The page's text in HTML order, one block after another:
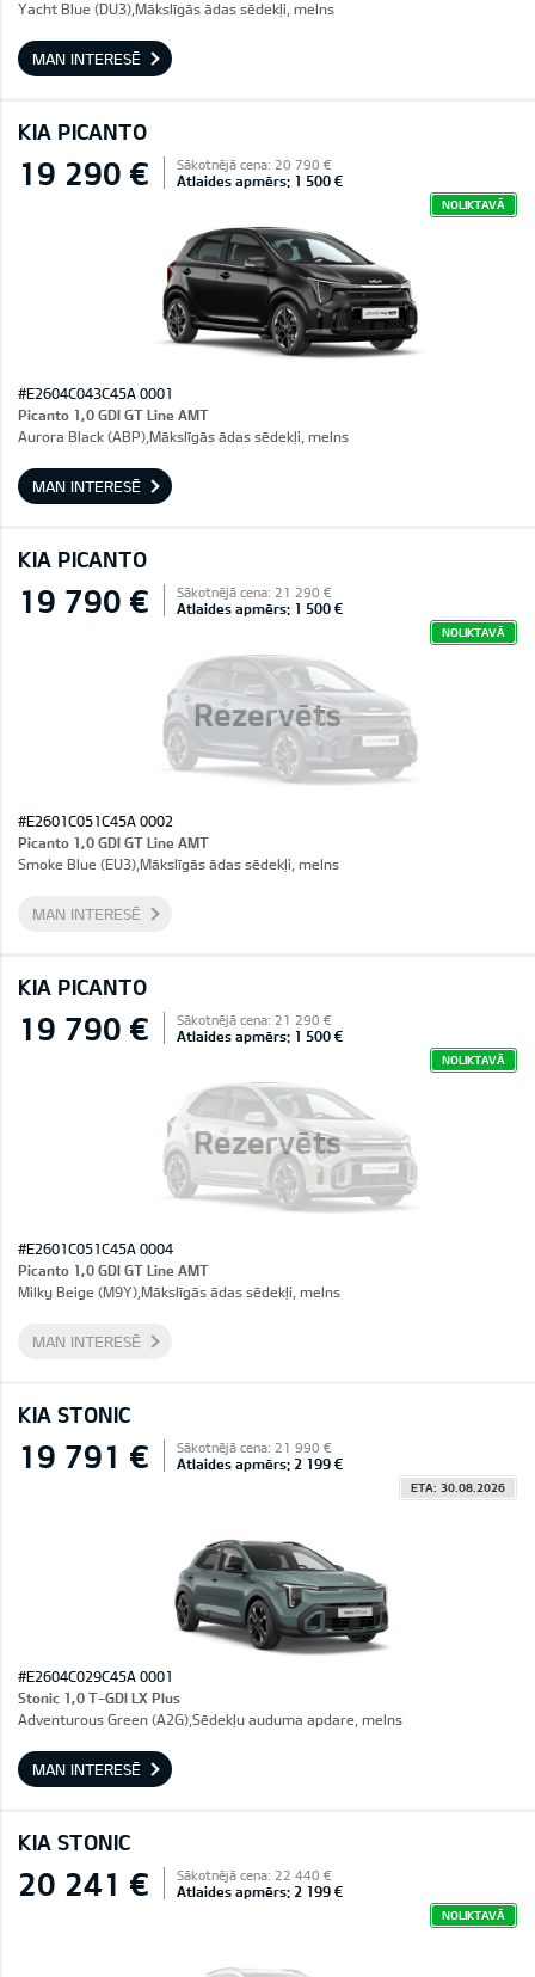
Yacht Blue (DU3),Mākslīgās ādas sēdekļi, melns
MAN INTERESĒ
KIA PICANTO
19 290 € Sākotnējā cena: 20 790 €
Atlaides apmērs: 1 500 €
NOLIKTAVĀ
#E2604C043C45A 0001
Picanto 1,0 GDI GT Line AMT
Aurora Black (ABP),Mākslīgās ādas sēdekļi, melns
MAN INTERESĒ
KIA PICANTO
Rezervēts
19 790 € Sākotnējā cena: 21 290 €
Atlaides apmērs: 1 500 €
NOLIKTAVĀ
#E2601C051C45A 0002
Picanto 1,0 GDI GT Line AMT
Smoke Blue (EU3),Mākslīgās ādas sēdekļi, melns
MAN INTERESĒ
KIA PICANTO
Rezervēts
19 790 € Sākotnējā cena: 21 290 €
Atlaides apmērs: 1 500 €
NOLIKTAVĀ
#E2601C051C45A 0004
Picanto 1,0 GDI GT Line AMT
Milky Beige (M9Y),Mākslīgās ādas sēdekļi, melns
MAN INTERESĒ
KIA STONIC
19 791 € Sākotnējā cena: 21 990 €
Atlaides apmērs: 2 199 €
ETA: 30.08.2026
#E2604C029C45A 0001
Stonic 1,0 T-GDI LX Plus
Adventurous Green (A2G),Sēdekļu auduma apdare, melns
MAN INTERESĒ
KIA STONIC
20 241 € Sākotnējā cena: 22 440 €
Atlaides apmērs: 2 199 €
NOLIKTAVĀ